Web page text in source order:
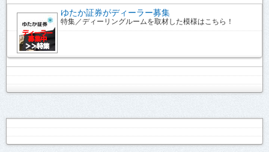
ゆたか証券がディーラー募集
特集／ディーリングルームを取材した模様はこちら！